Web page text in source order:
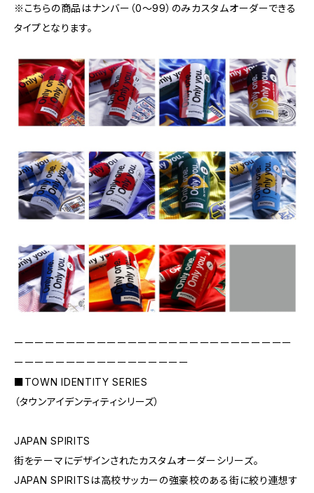
※こちらの商品はナンバー（0〜99）のみカスタムオーダーできる
タイプとなります。
ーーーーーーーーーーーーーーーーーーーーーーーーーーー
ーーーーーーーーーーーーーーーーー
■TOWN IDENTITY SERIES
（タウンアイデンティティシリーズ）
JAPAN SPIRITS
街をテーマにデザインされたカスタムオーダーシリーズ。
JAPAN SPIRITSは高校サッカーの強豪校のある街に絞り連想す